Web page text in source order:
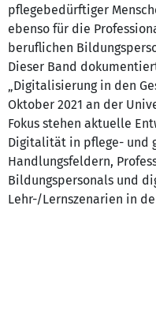
pflegebedürftiger
ebenso für die
beruflichen
Dieser Band
„Digitalisierung in den
Oktober 2021 an der
Fokus stehen aktuelle
Digitalität in pflege- und
Handlungsfeldern,
Bildungspersonals und
Lehr-/Lernszenarien in